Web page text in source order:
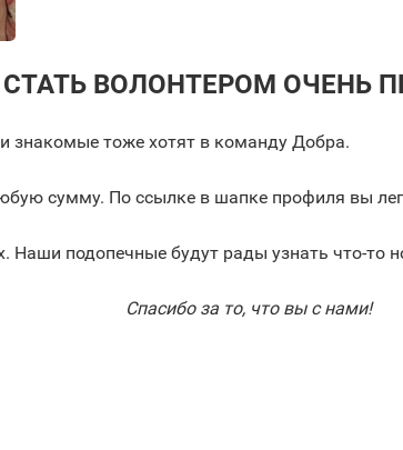
СТАТЬ ВОЛОНТЕРОМ ОЧЕНЬ
знакомые тоже хотят в команду Добра.
сумму. По ссылке в шапке профиля вы
Наши подопечные будут рады узнать что-то
Спасибо за то, что вы с нами!